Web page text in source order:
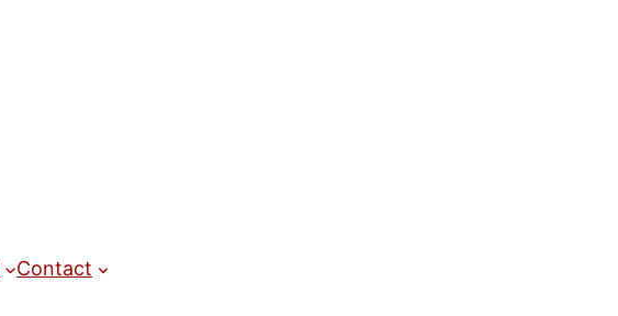
Contact